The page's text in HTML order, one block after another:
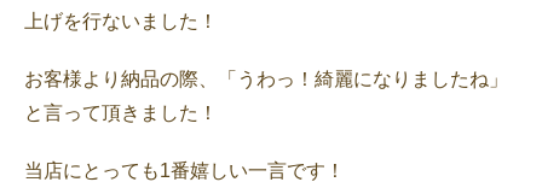
上げを行ないました！
お客様より納品の際、「うわっ！綺麗になりましたね」
と言って頂きました！
当店にとっても1番嬉しい一言です！